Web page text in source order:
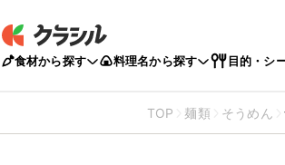
食材から探す 料理名から探す 目的・シ
TOP 麺類 そうめん